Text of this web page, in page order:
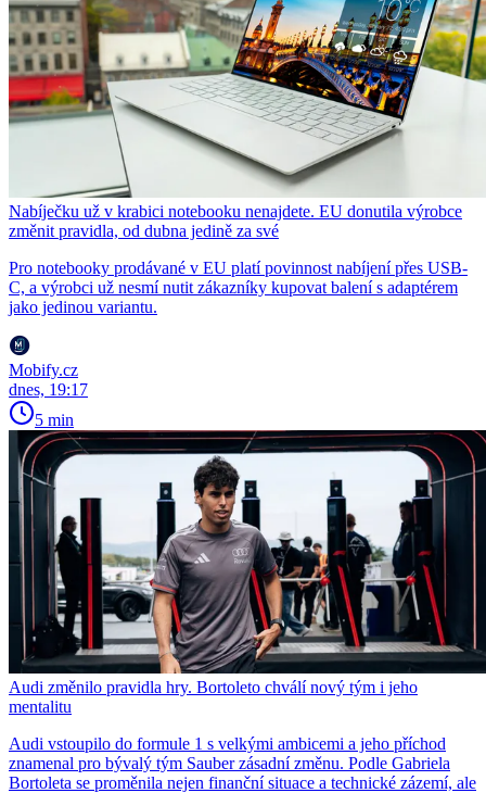
Nabíječku už v krabici notebooku nenajdete. EU donutila výrobce
změnit pravidla, od dubna jedině za své
Pro notebooky prodávané v EU platí povinnost nabíjení přes USB-
C, a výrobci už nesmí nutit zákazníky kupovat balení s adaptérem
jako jedinou variantu.
Mobify.cz
dnes, 19:17
5 min
Audi změnilo pravidla hry. Bortoleto chválí nový tým i jeho
mentalitu
Audi vstoupilo do formule 1 s velkými ambicemi a jeho příchod
znamenal pro bývalý tým Sauber zásadní změnu. Podle Gabriela
Bortoleta se proměnila nejen finanční situace a technické zázemí, ale